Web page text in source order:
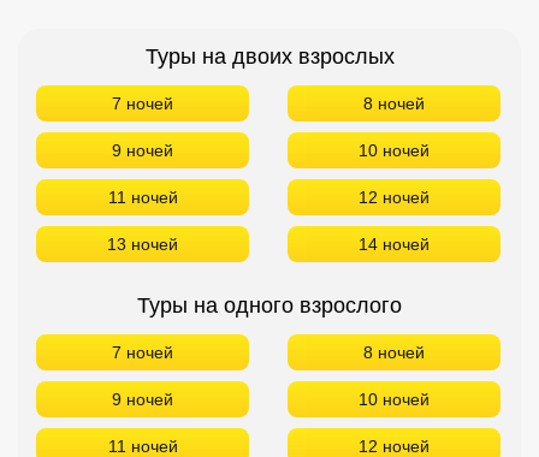
Туры на двоих взрослых
7 ночей 8 ночей
9 ночей 10 ночей
11 ночей 12 ночей
13 ночей 14 ночей
Туры на одного взрослого
7 ночей 8 ночей
9 ночей 10 ночей
11 ночей 12 ночей